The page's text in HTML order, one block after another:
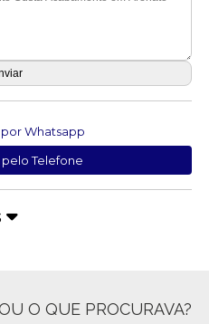
Whatsapp
Telefone
O QUE PROCURAVA?